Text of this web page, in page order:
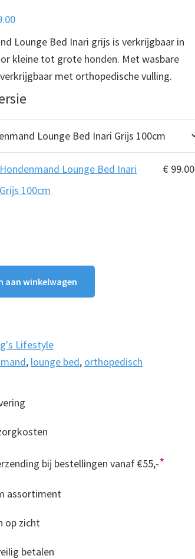
Prijsklasse:
€ 129.00
Lounge Bed Inari grijs is verkrijgbaar in
kleine tot grote honden. Met wasbare
met orthopedische vulling.
Hondenmand Lounge Bed Inari
Grijs 100cm
€ 99.00
aan winkelwagen
Lifestyle
, lounge bed, orthopedisch
bij bestellingen vanaf €55,-*
assortiment
op zicht
betalen